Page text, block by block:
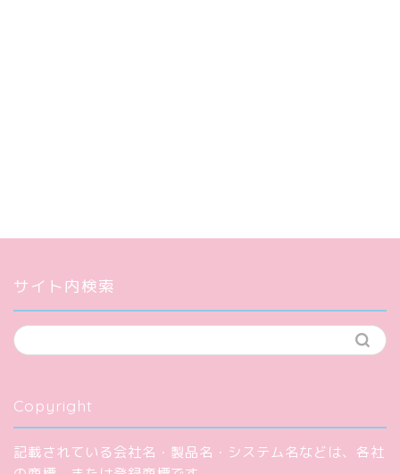
サイト内検索
Copyright
記載されている会社名・製品名・システム名などは、各社